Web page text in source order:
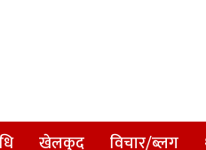
खेलकुद विचार/ब्लग